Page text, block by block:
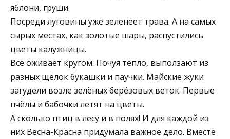
яблони, груши.
Посреди луговины уже зеленеет трава. А на самых
сырых местах, как золотые шары, распустились
цветы калужницы.
Всё оживает кругом. Почуя тепло, выползают из
разных щёлок букашки и паучки. Майские жуки
загудели возле зелёных берёзовых веток. Первые
пчёлы и бабочки летят на цветы.
А сколько птиц в лесу и в полях! И для каждой из
них Весна-Красна придумала важное дело. Вместе